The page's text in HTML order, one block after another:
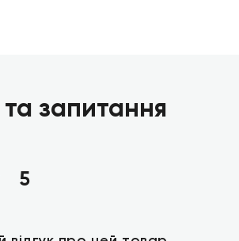
та запитання
5